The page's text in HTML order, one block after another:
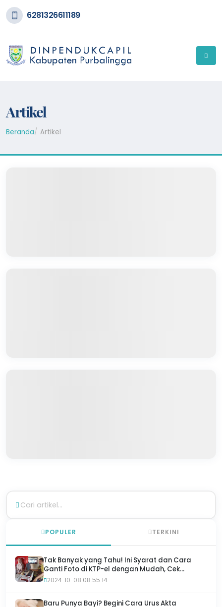
6281326611189
Artikel
Beranda Artikel
POPULER TERKINI
Tak Banyak yang Tahu! Ini Syarat dan Cara
Ganti Foto di KTP-el dengan Mudah, Cek
Sekarang!
2024-10-08 08:55:14
Baru Punya Bayi? Begini Cara Urus Akta